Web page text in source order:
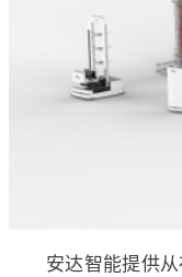
安达智能提供